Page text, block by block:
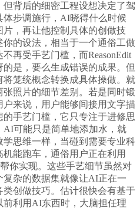
背后的细密工程设想决定了驾
步调施行，AI晓得什么时候
，再让他控制具体的创做技
的设法，相当于一个通俗工做
再受手艺门槛，而ReasonEdit
是，要么生成错误的成果。但
笼统概念转换成具体操做。就
照片的细节差别。若是同时锻
来说，用户能够间接用文字描
手艺门槛，它只专注于进修思
可能只是简单地添加水，就
思维一样，当碰到需要专业科
能跑车，通俗用户正在利用
你实现。这些手艺细节虽然对
杂的数据集就像让AI正在一
创做技巧。估计很快会有基于
利用AI东西时，大脑担任理